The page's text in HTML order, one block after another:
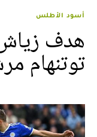
أسود الأطلس
هدف زياش
توتنهام